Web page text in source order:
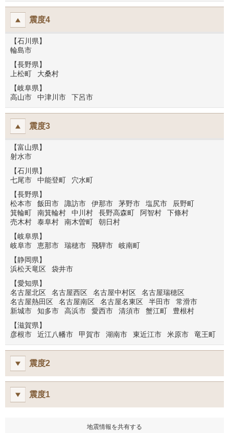
震度4
【石川県】
輪島市
【長野県】
上松町
大桑村
【岐阜県】
高山市
中津川市 下呂市
震度3
【富山県】
射水市
【石川県】
七尾市
中能登町
穴水町
【長野県】
松本市
飯田市 諏訪市 伊那市 茅野市 塩尻市
辰野町
箕輪町
南箕輪村 中川村 長野高森町 阿智村
下條村
売木村
泰阜村 南木曽町
朝日村
【岐阜県】
岐阜市
恵那市 瑞穂市 飛騨市
岐南町
【静岡県】
浜松天竜区
袋井市
【愛知県】
名古屋北区
名古屋西区 名古屋中村区
名古屋瑞穂区
名古屋熱田区
名古屋南区 名古屋名東区 半田市
常滑市
新城市
知多市 高浜市 愛西市 清須市 蟹江町
豊根村
【滋賀県】
彦根市
近江八幡市 甲賀市 湖南市 東近江市 米原市 竜王町
震度2
震度1
地震情報を共有する